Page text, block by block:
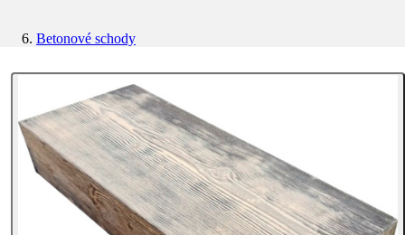
Betonové schody